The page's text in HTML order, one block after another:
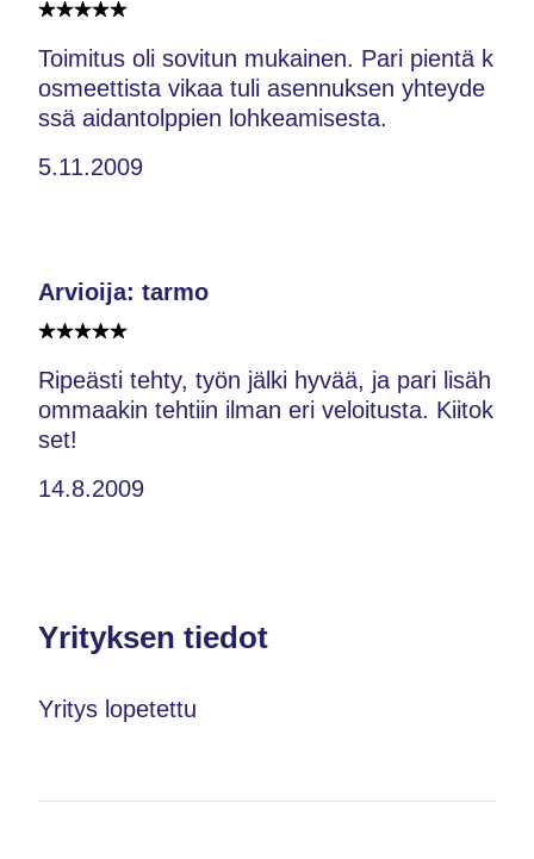
Toimitus oli sovitun mukainen. Pari pientä k
osmeettista vikaa tuli asennuksen yhteyde
ssä aidantolppien lohkeamisesta.
5.11.2009
Arvioija: tarmo
Ripeästi tehty, työn jälki hyvää, ja pari lisäh
ommaakin tehtiin ilman eri veloitusta. Kiitok
set!
14.8.2009
Yrityksen tiedot
Yritys lopetettu